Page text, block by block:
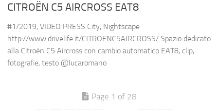
CITROËN C5 AIRCROSS EAT8
#1/2019, VIDEO PRESS City, Nightscape
http://www.drivelife.it/CITROENC5AIRCROSS/ Spazio dedicato
alla Citroën C5 Aircross con cambio automatico EAT8, clip,
fotografie, testo @lucaromano
Page 1 of 28